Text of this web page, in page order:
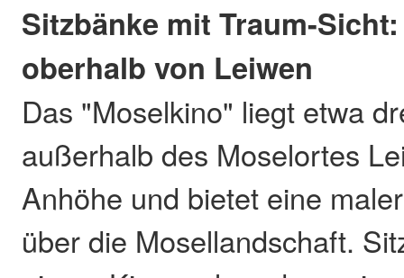
Sitzbänke mit Traum-
oberhalb von Leiwen
Das "Moselkino" liegt etwa
außerhalb des Moselortes
Anhöhe und bietet eine
über die Mosellandschaft.